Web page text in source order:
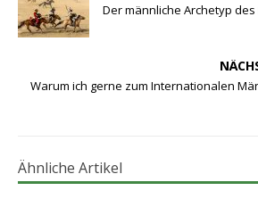
Der männliche Archetyp des
Warum ich gerne zum Internationalen
Ähnliche Artikel